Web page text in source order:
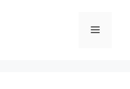
選